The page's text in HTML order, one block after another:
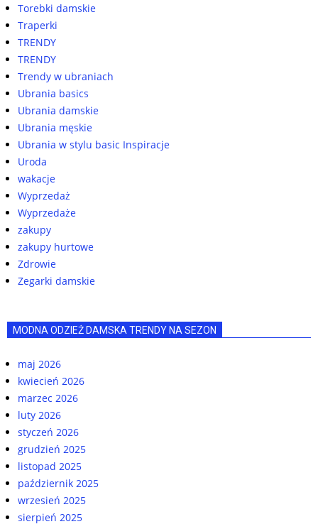
Torebki damskie
Traperki
TRENDY
TRENDY
Trendy w ubraniach
Ubrania basics
Ubrania damskie
Ubrania męskie
Ubrania w stylu basic Inspiracje
Uroda
wakacje
Wyprzedaż
Wyprzedaże
zakupy
zakupy hurtowe
Zdrowie
Zegarki damskie
MODNA ODZIEŻ DAMSKA TRENDY NA SEZON
maj 2026
kwiecień 2026
marzec 2026
luty 2026
styczeń 2026
grudzień 2025
listopad 2025
październik 2025
wrzesień 2025
sierpień 2025